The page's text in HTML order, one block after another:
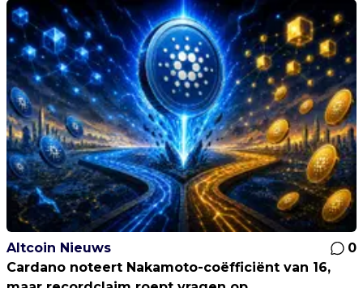
Altcoin Nieuws
0
Cardano noteert Nakamoto-coëfficiënt van 16,